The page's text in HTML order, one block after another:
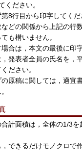
ください。
第8行目から印字してく
どの関係から上記の行
も構いません。
合は，本文の最後に印
発表者全員の氏名を，
ださい。
原稿に関しては，適宜
計面積は，全体の1/3を
できるだけモノクロで